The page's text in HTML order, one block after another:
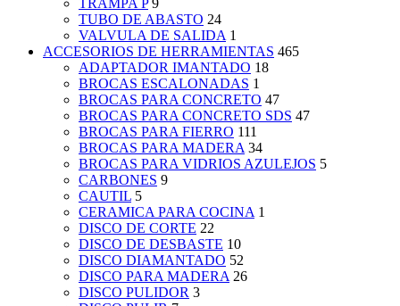
TUBO DE ABASTO 24
VALVULA DE SALIDA 1
ACCESORIOS DE HERRAMIENTAS 465
ADAPTADOR IMANTADO 18
BROCAS ESCALONADAS 1
BROCAS PARA CONCRETO 47
BROCAS PARA CONCRETO SDS 47
BROCAS PARA FIERRO 111
BROCAS PARA MADERA 34
BROCAS PARA VIDRIOS AZULEJOS 5
CARBONES 9
CAUTIL 5
CERAMICA PARA COCINA 1
DISCO DE CORTE 22
DISCO DE DESBASTE 10
DISCO DIAMANTADO 52
DISCO PARA MADERA 26
DISCO PULIDOR 3